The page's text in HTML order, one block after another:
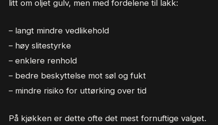
litt om oljet gulv, men med fordelene til lakk:
– langt mindre vedlikehold
– høy slitestyrke
– enklere renhold
– bedre beskyttelse mot søl og fukt
– mindre risiko for uttørking over tid
På kjøkken er dette ofte det mest fornuftige valget.